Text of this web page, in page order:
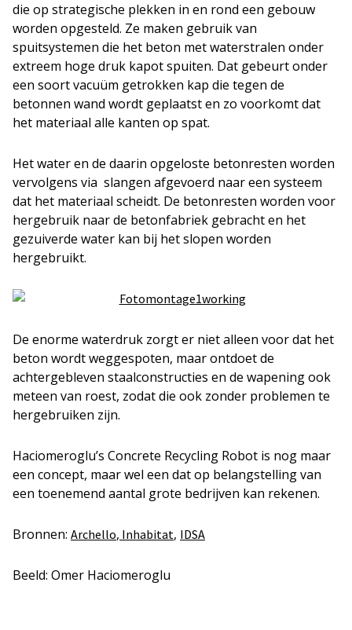
die op strategische plekken in en rond een gebouw
worden opgesteld. Ze maken gebruik van
spuitsystemen die het beton met waterstralen onder
extreem hoge druk kapot spuiten. Dat gebeurt onder
een soort vacuüm getrokken kap die tegen de
betonnen wand wordt geplaatst en zo voorkomt dat
het materiaal alle kanten op spat.
Het water en de daarin opgeloste betonresten worden
vervolgens via slangen afgevoerd naar een systeem
dat het materiaal scheidt. De betonresten worden voor
hergebruik naar de betonfabriek gebracht en het
gezuiverde water kan bij het slopen worden
hergebruikt.
De enorme waterdruk zorgt er niet alleen voor dat het
beton wordt weggespoten, maar ontdoet de
achtergebleven staalconstructies en de wapening ook
meteen van roest, zodat die ook zonder problemen te
hergebruiken zijn.
Haciomeroglu’s Concrete Recycling Robot is nog maar
een concept, maar wel een dat op belangstelling van
een toenemend aantal grote bedrijven kan rekenen.
Bronnen: Archello, Inhabitat, IDSA
Beeld: Omer Haciomeroglu